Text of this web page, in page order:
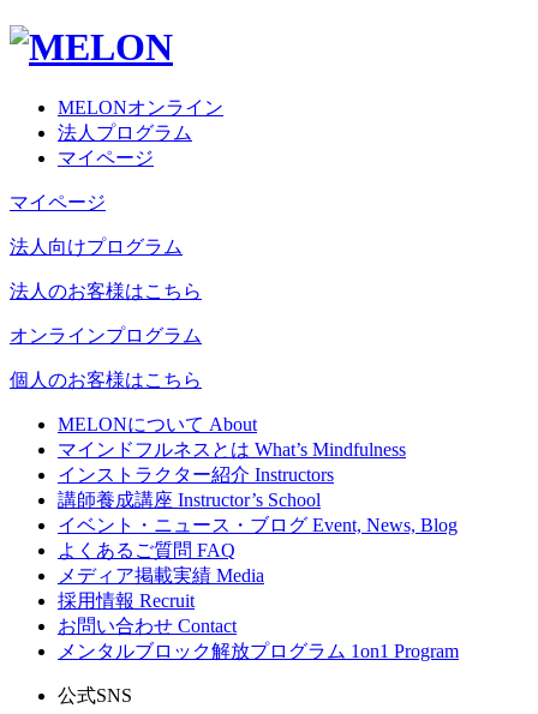
MELONオンライン
法人プログラム
マイページ
マイページ
法人向けプログラム
法人のお客様はこちら
オンラインプログラム
個人のお客様はこちら
MELONについて About
マインドフルネスとは What’s Mindfulness
インストラクター紹介 Instructors
講師養成講座 Instructor’s School
イベント・ニュース・ブログ Event, News, Blog
よくあるご質問 FAQ
メディア掲載実績 Media
採用情報 Recruit
お問い合わせ Contact
メンタルブロック解放プログラム 1on1 Program
公式SNS